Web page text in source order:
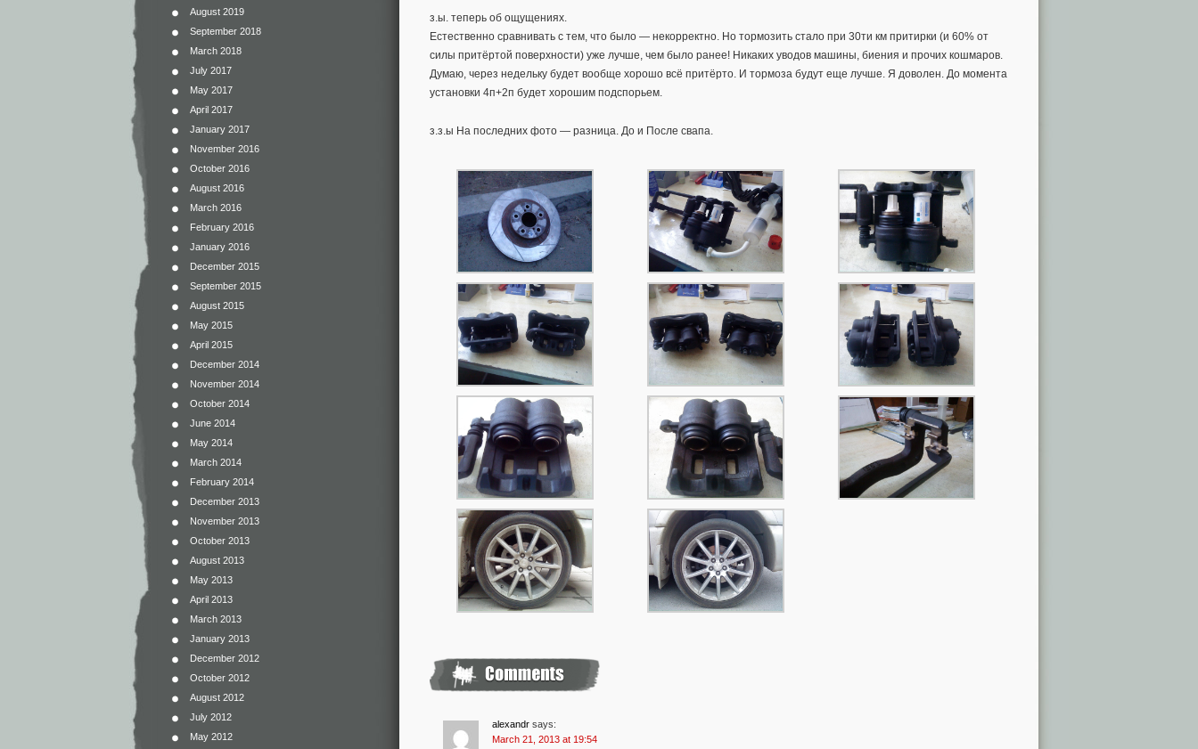
August 2019
September 2018
March 2018
July 2017
May 2017
April 2017
January 2017
November 2016
October 2016
August 2016
March 2016
February 2016
January 2016
December 2015
September 2015
August 2015
May 2015
April 2015
December 2014
November 2014
October 2014
June 2014
May 2014
March 2014
February 2014
December 2013
November 2013
October 2013
August 2013
May 2013
April 2013
March 2013
January 2013
December 2012
October 2012
August 2012
July 2012
May 2012
з.ы. теперь об ощущениях.
Естественно сравнивать с тем, что было — некорректно. Но тормозить стало при 30ти км притирки (и 60% от
силы притёртой поверхности) уже лучше, чем было ранее! Никаких уводов машины, биения и прочих кошмаров.
Думаю, через недельку будет вообще хорошо всё притёрто. И тормоза будут еще лучше. Я доволен. До момента
установки 4п+2п будет хорошим подспорьем.
з.з.ы На последних фото — разница. До и После свапа.
alexandr says:
March 21, 2013 at 19:54